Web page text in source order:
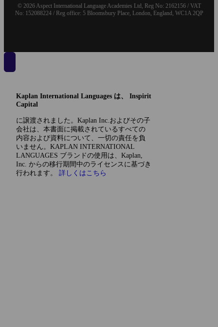
© 2026 Aspect International Language Academies Ltd, Reg No: 2162156 / VAT
No: 152088224 / Reg office: 5 Bloomsbury Place, London, England, WC1A 2QP
Kaplan International Languages は、 Inspirit
Capital
に譲渡されました。Kaplan Inc.およびその子
会社は、本書面に掲載されているすべての
内容および資料について、一切の責任を負
いません。KAPLAN INTERNATIONAL
LANGUAGES ブランドの使用は、Kaplan,
Inc. からの移行期間中のライセンスに基づき
行われます。 詳しくはこちら